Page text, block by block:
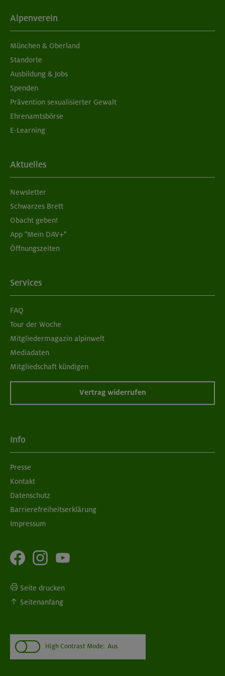
05./06.09.26
Grundkurs Klettern indoor
München
05./06.09.26
Grundkurs Klettern indoor für Frauen
München
07./14./21.09.26
08./09.09.26
Grundkurs Klettern indoor
München
Alpenverein
München & Oberland
Standorte
Ausbildung & Jobs
Spenden
Prävention sexualisierter Gewalt
Ehrenamtsbörse
E-Learning
Aktuelles
Newsletter
Schwarzes Brett
Obacht geben!
App "Mein DAV+"
Öffnungszeiten
Services
FAQ
Tour der Woche
Mitgliedermagazin alpinwelt
Mediadaten
Mitgliedschaft kündigen
Vertrag widerrufen
Info
Presse
Kontakt
Datenschutz
Barrierefreiheitserklärung
Impressum
Seite drucken
Seitenanfang
High Contrast Mode: Aus